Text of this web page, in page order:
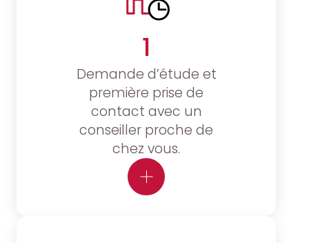
1
Demande d’étude et
première prise de
contact avec un
conseiller proche de
chez vous.